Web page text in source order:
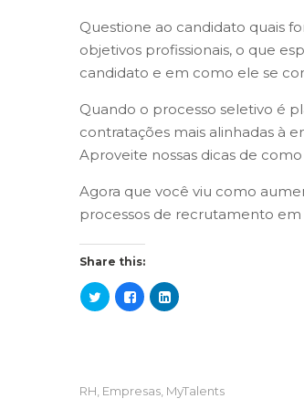
Questione ao candidato quais
objetivos profissionais, o que
candidato e em como ele se
Quando o processo seletivo é
contratações mais alinhadas à
Aproveite nossas dicas de
Agora que você viu como
processos de recrutamento em
Share this:
RH, Empresas, MyTalents